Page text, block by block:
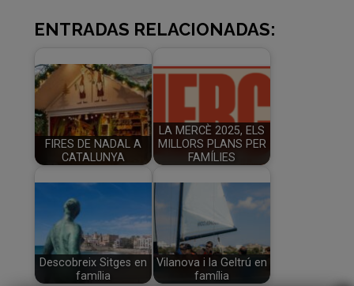
ENTRADAS RELACIONADAS:
FIRES DE NADAL A
CATALUNYA
LA MERCÈ 2025, ELS
MILLORS PLANS PER
FAMÍLIES
Descobreix Sitges en
família
Vilanova i la Geltrú en
família